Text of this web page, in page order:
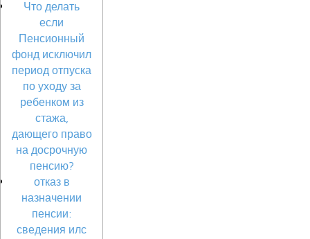
Что делать
если
Пенсионный
фонд исключил
период отпуска
по уходу за
ребенком из
стажа,
дающего право
на досрочную
пенсию?
отказ в
назначении
пенсии:
сведения илс